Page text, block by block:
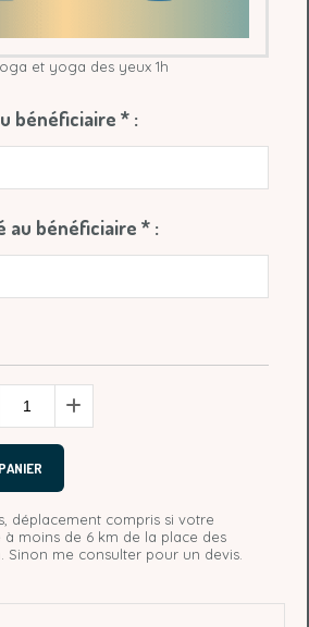
et yoga des yeux 1h
bénéficiaire * :
au bénéficiaire * :
déplacement compris si votre
moins de 6 km de la place des
Sinon me consulter pour un devis.